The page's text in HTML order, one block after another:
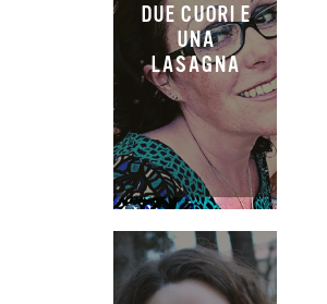
DUE CUORI E
UNA
LASAGNA